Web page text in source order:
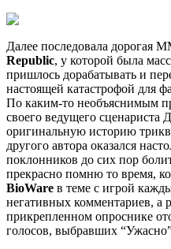
Далее последовала дорогая
Republic, у которой была
пришлось дорабатывать и
настоящей катастрофой для
По каким-то необъяснимым
своего ведущего
оригинальную историю
другого автора оказался
поклонников до сих пор
прекрасно помню то время,
BioWare в теме с игрой
негативных комментариев, а
прикрепленном опроснике
голосов, выбравших